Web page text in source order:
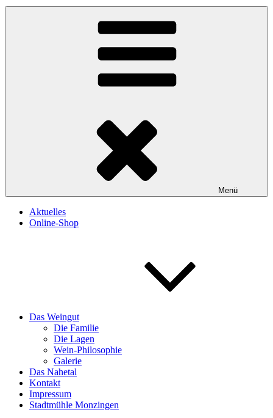
Menü
Aktuelles
Online-Shop
Das Weingut
Die Familie
Die Lagen
Wein-Philosophie
Galerie
Das Nahetal
Kontakt
Impressum
Stadtmühle Monzingen